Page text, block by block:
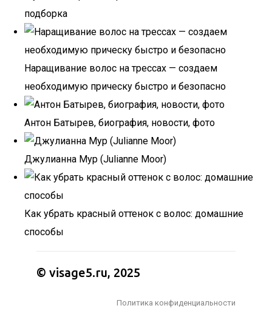
подборка
Наращивание волос на трессах — создаем
необходимую прическу быстро и безопасно
Антон Батырев, биография, новости, фото
Джулианна Мур (Julianne Moor)
Как убрать красный оттенок с волос: домашние
способы
© visage5.ru, 2025
Политика конфиденциальности